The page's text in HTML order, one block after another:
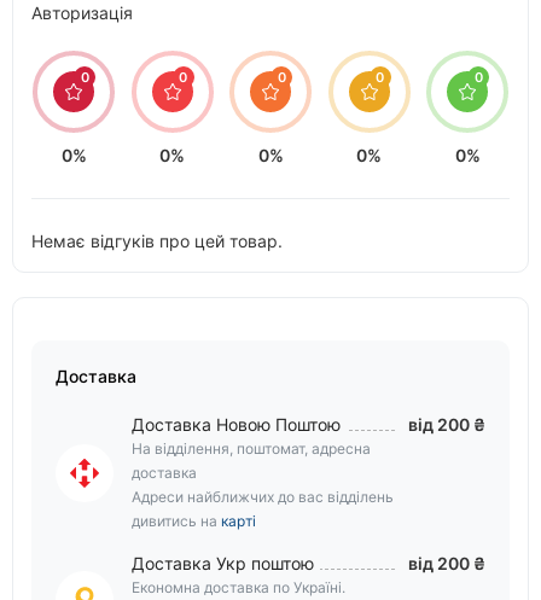
Авторизація
0
0%
0
0%
0
0%
0
0%
0
0%
Немає відгуків про цей товар.
Доставка
Доставка Новою Поштою
На відділення, поштомат, адресна
доставка
Адреси найближчих до вас відділень
дивитись на карті
від 200 ₴
Доставка Укр поштою
Економна доставка по Україні.
від 200 ₴